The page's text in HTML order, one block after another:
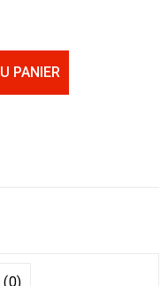
PANIER
(0)